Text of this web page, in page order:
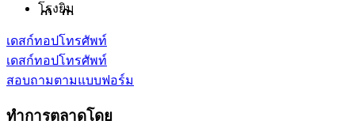
โรงยิม
เดสก์ทอปโทรศัพท์
เดสก์ทอปโทรศัพท์
สอบถามตามแบบฟอร์ม
ทำการตลาดโดย